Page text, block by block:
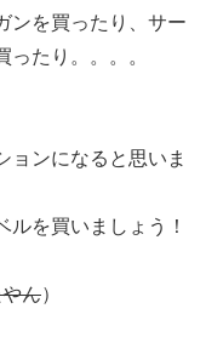
ンを買ったり、サー
たり。。。。
ョンになると思いま
を買いましょう！
ん）